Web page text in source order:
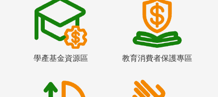
學產基金資源區 教育消費者保護專區